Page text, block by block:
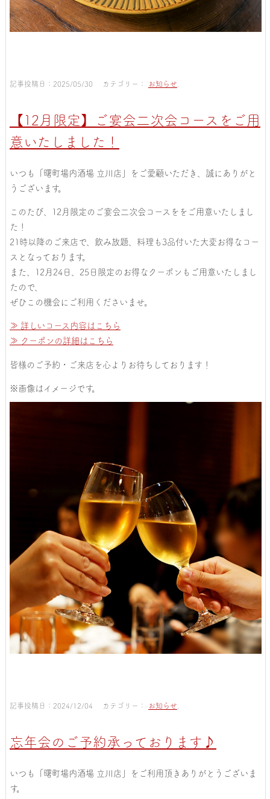
記事投稿日：2025/05/30 カテゴリー： お知らせ
【12月限定】ご宴会二次会コースをご用
意いたしました！
いつも「曙町場内酒場 立川店」をご愛顧いただき、誠にありがと
うございます。
このたび、12月限定のご宴会二次会コースををご用意いたしまし
た！
21時以降のご来店で、飲み放題、料理も3品付いた大変お得なコー
スとなっております。
また、12月24日、25日限定のお得なクーポンもご用意いたしまし
たので、
ぜひこの機会にご利用くださいませ。
≫ 詳しいコース内容はこちら
≫ クーポンの詳細はこちら
皆様のご予約・ご来店を心よりお待ちしております！
※画像はイメージです。
記事投稿日：2024/12/04 カテゴリー： お知らせ
忘年会のご予約承っております♪
いつも「曙町場内酒場 立川店」をご利用頂きありがとうございま
す。